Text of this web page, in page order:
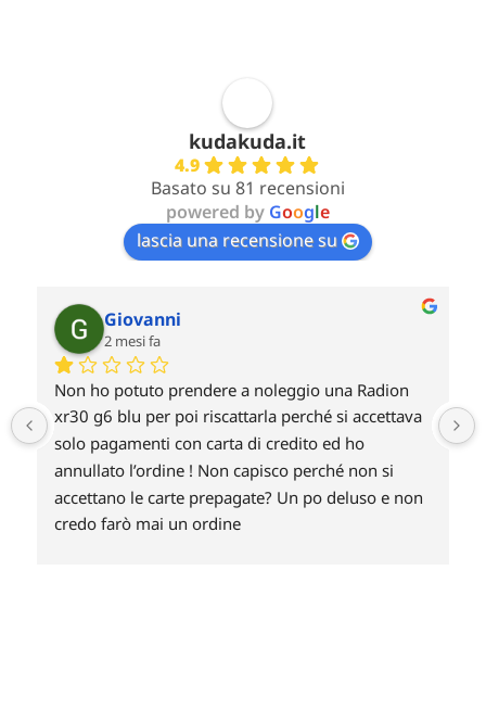
kudakuda.it
4.9
Basato su 81 recensioni
powered by Google
lascia una recensione su
Giovanni
2 mesi fa
Non ho potuto prendere a noleggio una Radion
xr30 g6 blu per poi riscattarla perché si accettava
solo pagamenti con carta di credito ed ho
annullato l’ordine ! Non capisco perché non si
accettano le carte prepagate? Un po deluso e non
credo farò mai un ordine